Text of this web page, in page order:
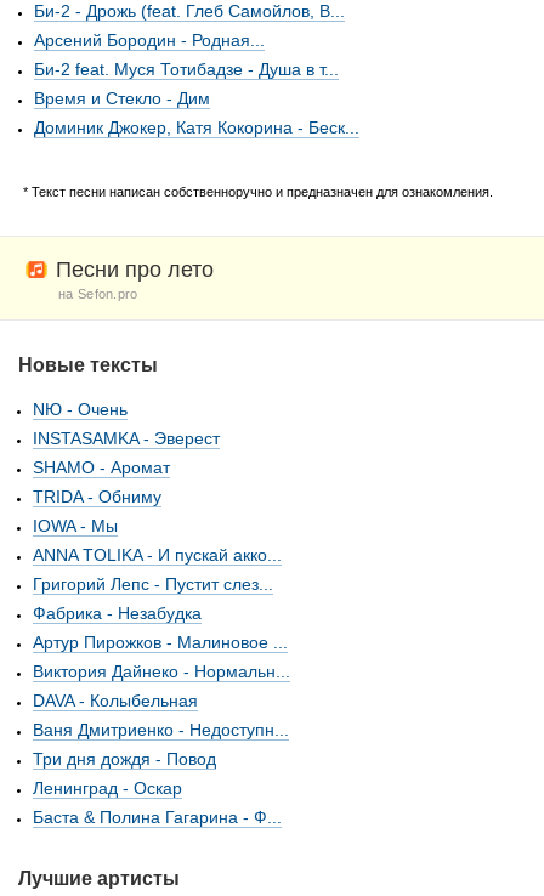
Би-2 - Дрожь (feat. Глеб Самойлов, B...
Арсений Бородин - Родная...
Би-2 feat. Муся Тотибадзе - Душа в т...
Время и Стекло - Дим
Доминик Джокер, Катя Кокорина - Беск...
* Текст песни написан собственноручно и предназначен для ознакомления.
Песни про лето
на Sefon.pro
Новые тексты
NЮ - Очень
INSTASAMKA - Эверест
SHAMO - Аромат
TRIDA - Обниму
IOWA - Мы
ANNA TOLIKA - И пускай акко...
Григорий Лепс - Пустит слез...
Фабрика - Незабудка
Артур Пирожков - Малиновое ...
Виктория Дайнеко - Нормальн...
DAVA - Колыбельная
Ваня Дмитриенко - Недоступн...
Три дня дождя - Повод
Ленинград - Оскар
Баста & Полина Гагарина - Ф...
Лучшие артисты